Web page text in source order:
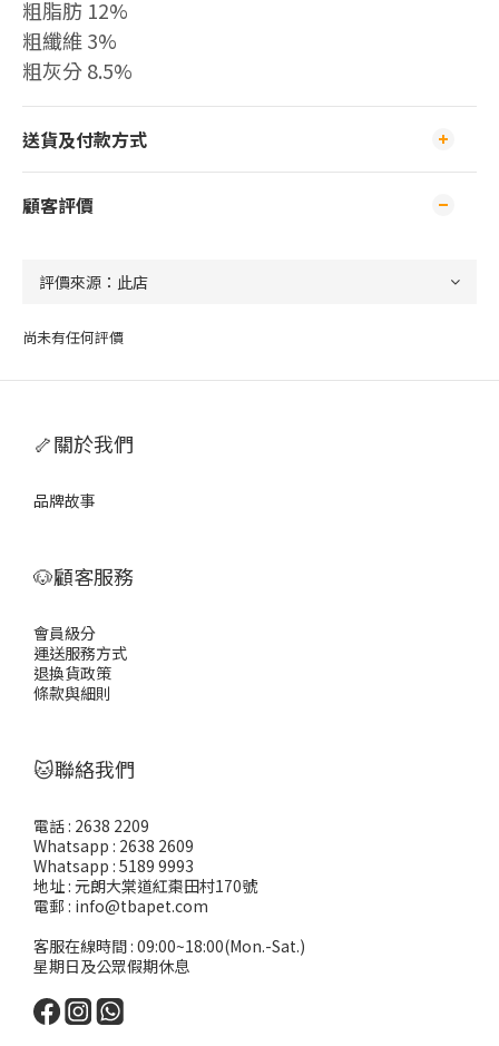
粗脂肪 12%
粗纖維 3%
粗灰分 8.5%
送貨及付款方式
顧客評價
尚未有任何評價
🦴關於我們
品牌故事
🐶顧客服務
會員級分
運送服務方式
退換貨政策
條款與細則
🐱聯絡我們
電話 : 2638 2209
Whatsapp : 2638 2609
Whatsapp : 5189 9993
地址 : 元朗大棠道紅棗田村170號
電郵 : info@tbapet.com
客服在線時間 : 09:00~18:00(Mon.-Sat.)
星期日及公眾假期休息